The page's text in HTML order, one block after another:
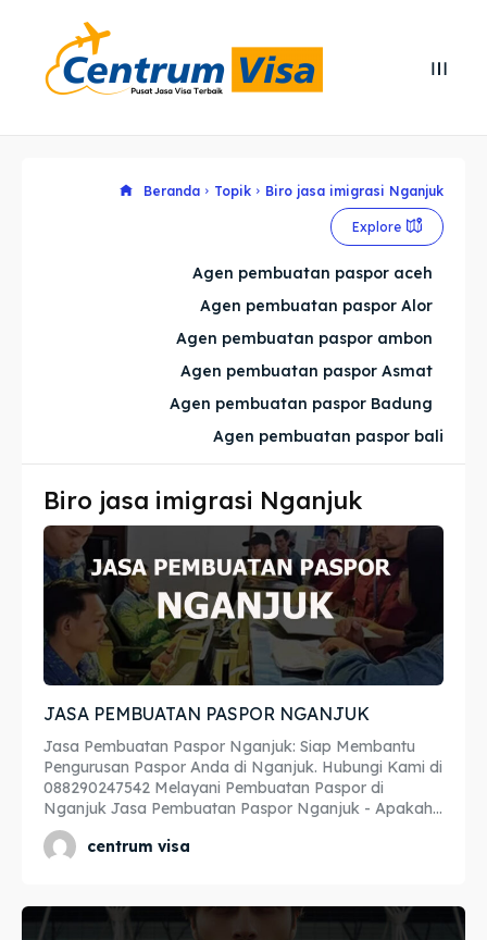
Cari
Cari
Explore our destinations
Imta
Legalisir
Apostille
Penerjemah
Asuransi
Blog
Explore our destinations
Imta
Legalisir
Apostille
Penerjemah
Asuransi
Blog
Beranda Topik Biro jasa imigrasi Nganjuk
Explore
Agen pembuatan paspor aceh
Agen pembuatan paspor Alor
Agen pembuatan paspor ambon
Agen pembuatan paspor Asmat
Agen pembuatan paspor Badung
Agen pembuatan paspor bali
Biro jasa imigrasi Nganjuk
JASA PEMBUATAN PASPOR NGANJUK
Jasa Pembuatan Paspor Nganjuk: Siap Membantu
Pengurusan Paspor Anda di Nganjuk. Hubungi Kami di
088290247542 Melayani Pembuatan Paspor di
Nganjuk Jasa Pembuatan Paspor Nganjuk - Apakah...
centrum visa